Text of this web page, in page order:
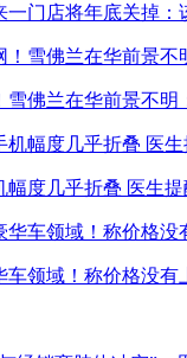
一门店将年底关掉：
雪佛兰在华前景不明
度几乎折叠 医生
车领域！称价格没有